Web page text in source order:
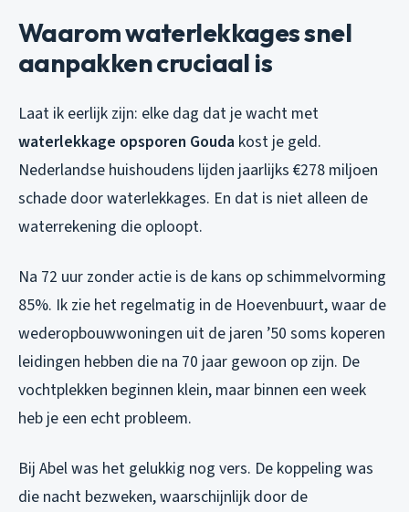
Waarom waterlekkages snel
aanpakken cruciaal is
Laat ik eerlijk zijn: elke dag dat je wacht met
waterlekkage opsporen Gouda kost je geld.
Nederlandse huishoudens lijden jaarlijks €278 miljoen
schade door waterlekkages. En dat is niet alleen de
waterrekening die oploopt.
Na 72 uur zonder actie is de kans op schimmelvorming
85%. Ik zie het regelmatig in de Hoevenbuurt, waar de
wederopbouwwoningen uit de jaren ’50 soms koperen
leidingen hebben die na 70 jaar gewoon op zijn. De
vochtplekken beginnen klein, maar binnen een week
heb je een echt probleem.
Bij Abel was het gelukkig nog vers. De koppeling was
die nacht bezweken, waarschijnlijk door de